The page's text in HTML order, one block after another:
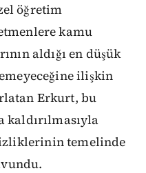
öğretim
kamu
aldığı en düşük
ilişkin
Erkurt, bu
kaldırılmasıyla
temelinde